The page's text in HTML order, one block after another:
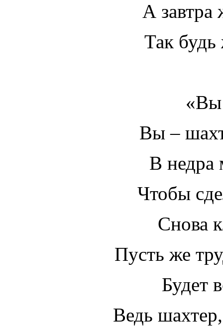
А завтра
Так
«Вы
Вы –
В недра
Чтобы
Снова
Пусть же
Будет
Ведь